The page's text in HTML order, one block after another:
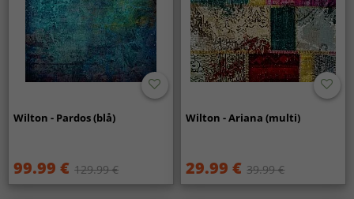
Wilton - Pardos (blå)
99.99 € 129.99 €
Wilton - Ariana (multi)
29.99 € 39.99 €